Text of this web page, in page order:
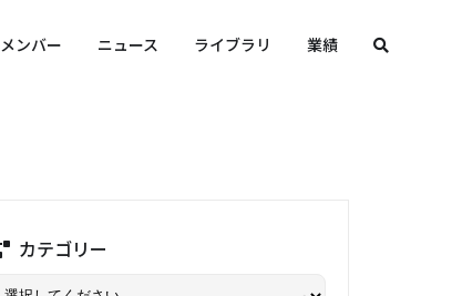
メンバー ニュース ライブラリ 業績
カテゴリー